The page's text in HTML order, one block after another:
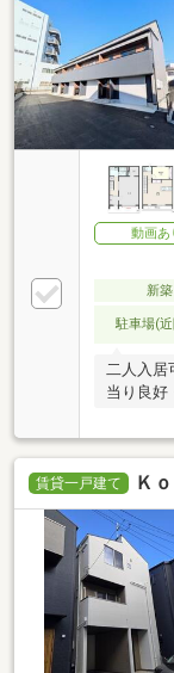
動画あ
新築
駐車場(
二人入居
当り良好
賃貸一戸建て Ｋ